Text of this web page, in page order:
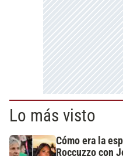
Lo más visto
Cómo era la
Roccuzzo con